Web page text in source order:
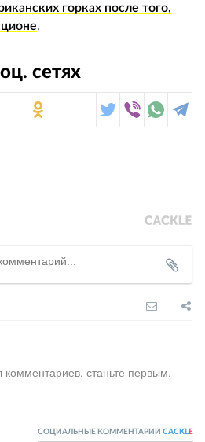
горках после того,
.
сетях
станьте первым.
СОЦИАЛЬНЫЕ КОММЕНТАРИИ CACKL E